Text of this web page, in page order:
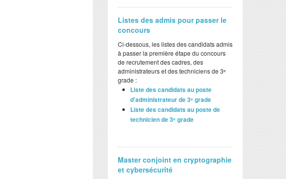
Listes des admis pour passer le
concours
Ci-dessous, les listes des candidats admis
à passer la première étape du concours
de recrutement des cadres, des
administrateurs et des techniciens de 3ᵉ
grade :
Liste des candidats au poste
d'administrateur de 3ᵉ grade
Liste des candidats au poste de
technicien de 3ᵉ grade
Master conjoint en cryptographie
et cybersécurité